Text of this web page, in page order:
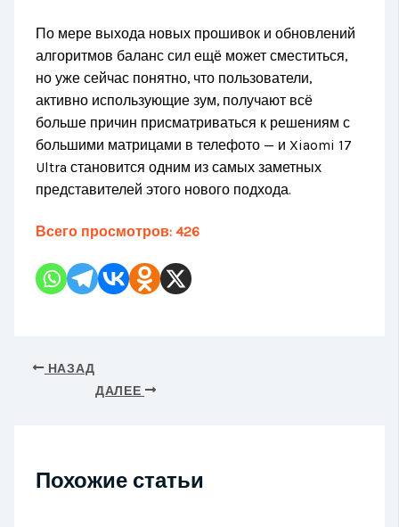
По мере выхода новых прошивок и обновлений
алгоритмов баланс сил ещё может сместиться,
но уже сейчас понятно, что пользователи,
активно использующие зум, получают всё
больше причин присматриваться к решениям с
большими матрицами в телефото — и Xiaomi 17
Ultra становится одним из самых заметных
представителей этого нового подхода.
Всего просмотров: 426
НАЗАД
ДАЛЕЕ
Похожие статьи